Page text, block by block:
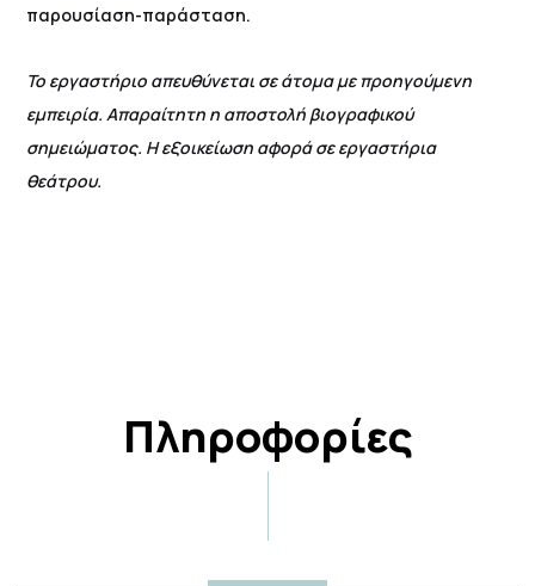
παρουσίαση-παράσταση.
Το εργαστήριο απευθύνεται σε άτομα με προηγούμενη
εμπειρία. Απαραίτητη η αποστολή βιογραφικού
σημειώματος. Η εξοικείωση αφορά σε εργαστήρια
θεάτρου.
Πληροφορίες